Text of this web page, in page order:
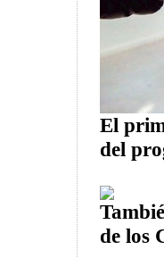
El
del
de los